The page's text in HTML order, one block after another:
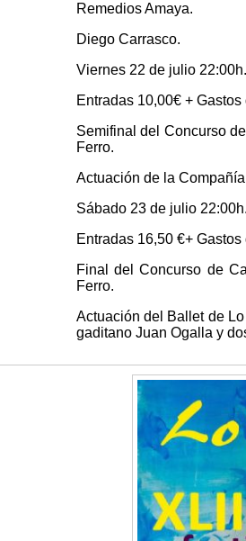
Remedios Amaya.
Diego Carrasco.
Viernes 22 de julio 22:00h.
Entradas 10,00€ +
Semifinal del Concurso
Ferro.
Actuación de la
Sábado 23 de julio 22:00h.
Entradas 16,50 €+
Final del Concurso de
Ferro.
Actuación del Ballet de
gaditano Juan Ogalla y